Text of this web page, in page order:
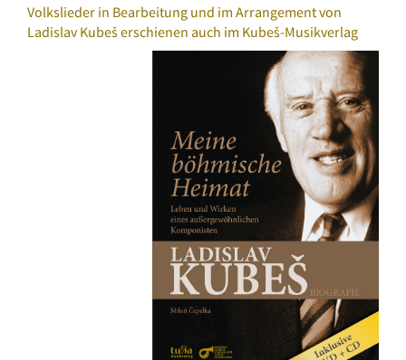
Volkslieder in Bearbeitung und im Arrangement von
Ladislav Kubeš erschienen auch im Kubeš-Musikverlag